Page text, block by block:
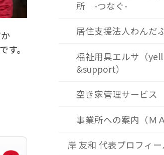
す。
所 -つなぐ-
居住支援法人わんだ
福祉用具エルサ（yell
&support）
空き家管理サービス
事業所への案内（ＭＡ
岸 友和 代表プロフィー